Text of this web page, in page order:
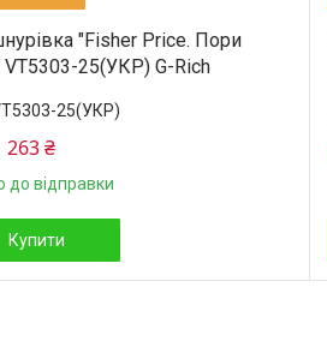
"Fisher Price. Пори
VT5303-25(УКР) G-Rich
25(УКР)
263 ₴
до відправки
Купити